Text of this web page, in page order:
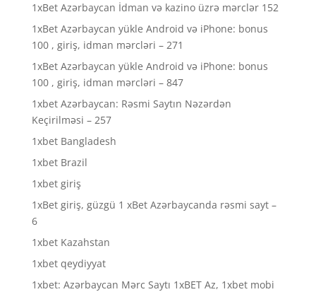
1xBet Azərbaycan İdman və kazino üzrə mərclər 152
1xBet Azərbaycan yükle Android və iPhone: bonus
100 , giriş, idman mərcləri – 271
1xBet Azərbaycan yükle Android və iPhone: bonus
100 , giriş, idman mərcləri – 847
1xbet Azərbaycan: Rəsmi Saytın Nəzərdən
Keçirilməsi – 257
1xbet Bangladesh
1xbet Brazil
1xbet giriş
1xBet giriş, güzgü 1 xBet Azərbaycanda rəsmi sayt –
6
1xbet Kazahstan
1xbet qeydiyyat
1xbet: Azərbaycan Mərc Saytı 1xBET Az, 1xbet mobi